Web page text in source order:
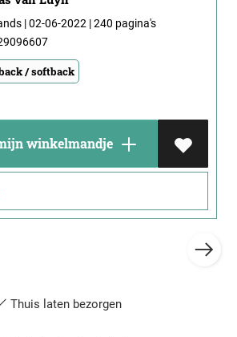
| 02-06-2022 | 240 pagina's
/ softback
winkelmandje
Thuis laten bezorgen